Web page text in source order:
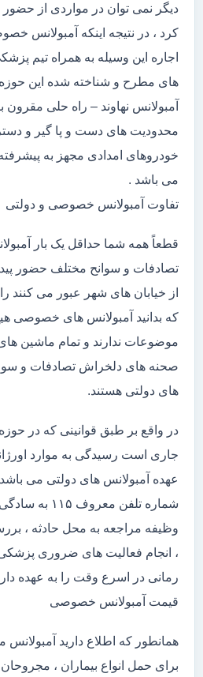
دیگر نمی توان در مواردی از
کرد ، در نتیجه اینکه آمبولانس
اجاره این وسیله به همراه تیم
های مطرح و شناخته شده این
آمبولانس نهاوند – راه حلی مقرون
محدودیت های دست و پا گیر و
خودروهای امدادی مجهز به
می باشد .
تفاوت آمبولانس خصوصی و دولتی
قطعاً همه شما حداقل یک بار
تصادفات و سوانح مختلف حضور
از خیابان های شهر عبور می کنند
که بدانید آمبولانس های خصوصی
موضوعات ندارند و تمام ماشین
صحنه های دلخراش تصادفات و
های دولتی هستند.
در واقع بر طبق قوانینی که در
جاری است رسیدگی به موارد
عهده آمبولانس های دولتی می
شماره تلفن
وظیفه مراجعه به محل حادثه ،
، انجام فعالیت های ضروری پزشکی
رمانی در اسرع وقت را به عهده
قیمت آمبولانس خصوصی
همانطور که اطلاع دارید
برای حمل انواع بیماران ،